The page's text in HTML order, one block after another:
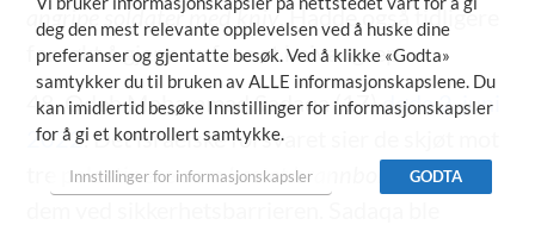
angripe soldater med kniv. Hadde også tidligere
forsøkt å gjennomføre et knivangrep.
48. Odeh Mohammad Sadaqa (17)døde 2. juni
2022. Det israelske forsvaret sier de skjøt mot
tre palestinere somkastet brannbombermot
deg den mest relevante opplevelsen ved å huske dine
preferanser og gjentatte besøk. Ved å klikke «Godta»
samtykker du til bruken av ALLE informasjonskapslene. Du
kan imidlertid besøke Innstillinger for informasjonskapsler
for å gi et kontrollert samtykke.
Innstillinger for informasjonskapsler GODTA